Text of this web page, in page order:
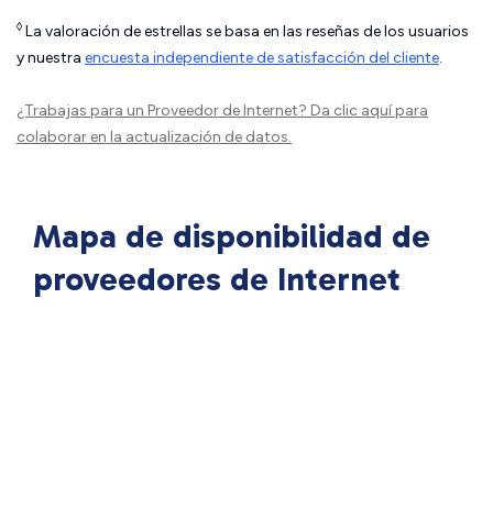
◊ La valoración de estrellas se basa en las reseñas de los usuarios
y nuestra encuesta independiente de satisfacción del cliente.
¿Trabajas para un Proveedor de Internet? Da clic aquípara
colaborar en la actualización de datos.
Mapa de disponibilidad de
proveedores de Internet